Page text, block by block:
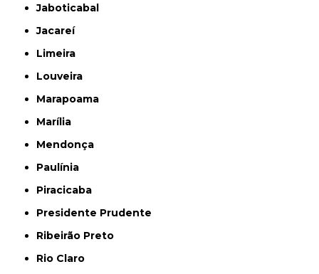
Jaboticabal
Jacareí
Limeira
Louveira
Marapoama
Marília
Mendonça
Paulínia
Piracicaba
Presidente Prudente
Ribeirão Preto
Rio Claro